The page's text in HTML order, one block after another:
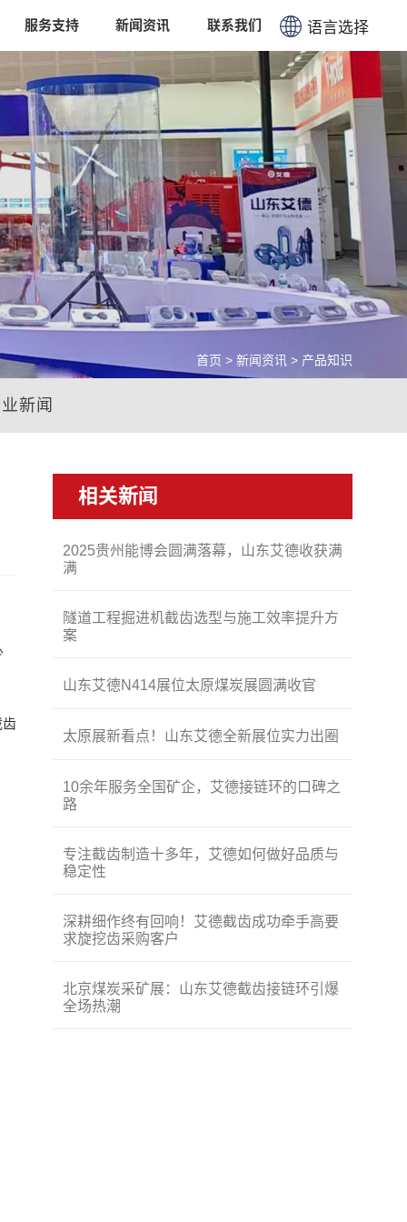
服务支持 新闻资讯 联系我们 语言选择
简体中文
English
首页 > 新闻资讯 > 产品知识
新闻
齿
相关新闻
2025贵州能博会圆满落幕，山东艾德收获满
满
隧道工程掘进机截齿选型与施工效率提升方
案
山东艾德N414展位太原煤炭展圆满收官
太原展新看点！山东艾德全新展位实力出圈
10余年服务全国矿企，艾德接链环的口碑之
路
专注截齿制造十多年，艾德如何做好品质与
稳定性
深耕细作终有回响！艾德截齿成功牵手高要
求旋挖齿采购客户
北京煤炭采矿展：山东艾德截齿接链环引爆
全场热潮